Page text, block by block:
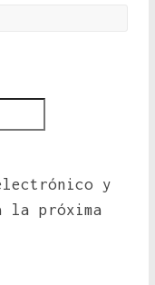
y
la próxima